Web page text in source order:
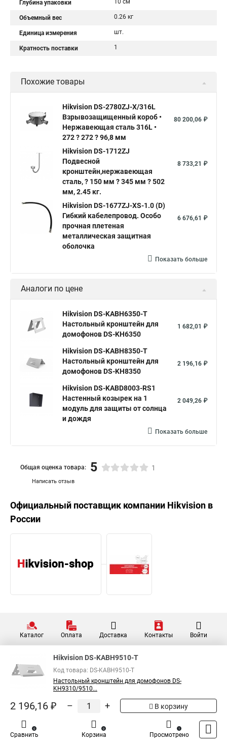
Глубина упаковки 10 см
Объемный вес 0.26 кг
Единица измерения шт.
Кратность поставки 1
Похожие товары
Hikvision DS-2780ZJ-X/316L
Взрывозащищенный короб •
Нержавеющая сталь 316L •
272 ? 272 ? 96,8 мм
80 200,06 ₽
Hikvision DS-1712ZJ
Подвесной
кронштейн,нержавеющая
сталь, ? 150 мм ? 345 мм ? 502
мм, 2.45 кг.
8 733,21 ₽
Hikvision DS-1677ZJ-XS-1.0 (D)
Гибкий кабелепровод. Особо
прочная плетеная
металлическая защитная
оболочка
6 676,61 ₽
Показать больше
Аналоги по цене
Hikvision DS-KABH6350-T
Настольный кронштейн для
домофонов DS-KH6350
1 682,01 ₽
Hikvision DS-KABH8350-T
Настольный кронштейн для
домофонов DS-KH8350
2 196,16 ₽
Hikvision DS-KABD8003-RS1
Настенный козырек на 1
модуль для защиты от солнца
и дождя
2 049,26 ₽
Показать больше
Написать отзыв
Общая оценка товара: 5 1
Официальный поставщик компании Hikvision в
России
Каталог Оплата Доставка Контакты Войти
Hikvision DS-KABH9510-T
Код товара: DS-KABH9510-T
Настольный кронштейн для домофонов DS-
KH9310/9510...
2 196,16 ₽ – + В корзину
Сравнить
0
Корзина
0
Просмотрено
1